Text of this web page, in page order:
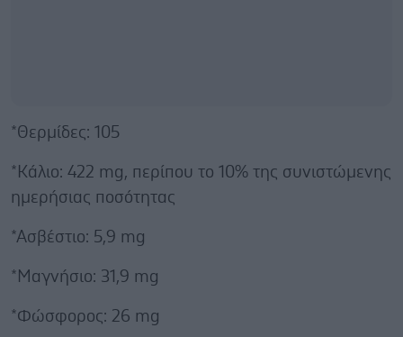
*Θερμίδες: 105
*Κάλιο: 422 mg, περίπου το 10% της συνιστώμενης
ημερήσιας ποσότητας
*Ασβέστιο: 5,9 mg
*Μαγνήσιο: 31,9 mg
*Φώσφορος: 26 mg